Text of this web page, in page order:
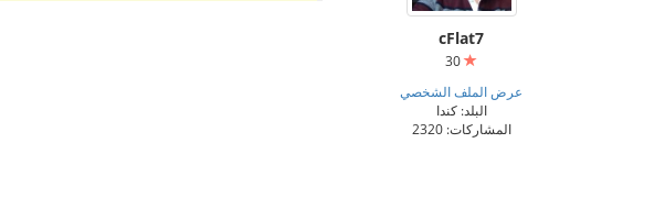
cFlat7
عرض الملف الشخصي
البلد: كندا
المشاركات: 2320